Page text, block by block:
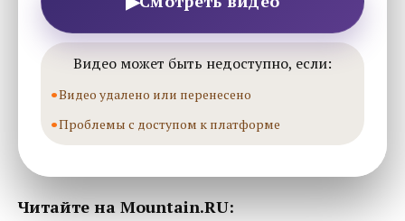
Видео может быть недоступно, если:
Видео удалено или перенесено
Проблемы с доступом к платформе
Читайте на Mountain.RU: